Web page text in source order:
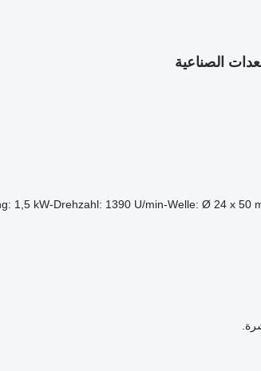
1,5 kW-Drehzahl: 1390 U/min-Welle: Ø 24 x